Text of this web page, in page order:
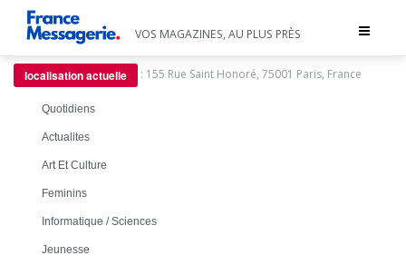
Toggle
VOS MAGAZINES, AU PLUS PRÈS
localisation actuelle : 155 Rue Saint Honoré, 75001 Paris, France
Quotidiens
Actualites
Art Et Culture
Feminins
Informatique / Sciences
Jeunesse